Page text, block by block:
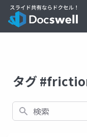
タグ
検索